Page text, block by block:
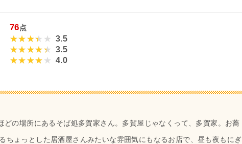
76点
3.5
3.5
4.0
の場所にあるそば処多賀家さん。多賀屋じゃなくって、多賀家。お蕎
ちょっとした居酒屋さんみたいな雰囲気にもなるお店で、昼も夜もにぎ